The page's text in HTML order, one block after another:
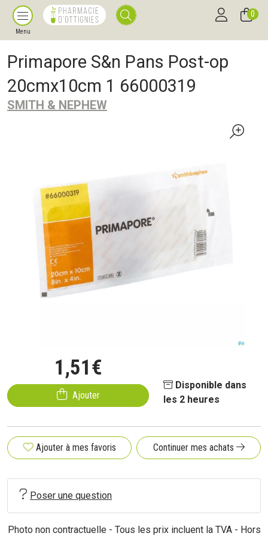
Menu
0
Primapore S&n Pans Post-op
20cmx10cm 1 66000319
SMITH & NEPHEW
1,51€
Ajouter
Disponible dans
les 2 heures
Ajouter à mes favoris Continuer mes achats
Poser une question
Photo non contractuelle - Tous les prix incluent la TVA - Hors